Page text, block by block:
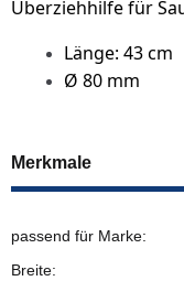
Überziehhilfe für
Länge: 43 cm
Ø 80 mm
Merkmale
passend für Marke:
Breite: